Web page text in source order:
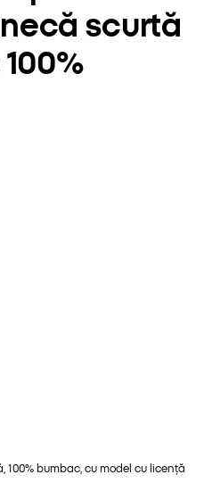
scurtă
100% bumbac, cu model cu licență